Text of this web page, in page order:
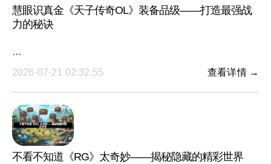
慧眼识真金《天子传奇OL》装备品级——打造最强战
力的秘诀
···
2026-07-21 02:32:55
查看详情 →
不看不知道《RG》太奇妙——揭秘隐藏的精彩世界